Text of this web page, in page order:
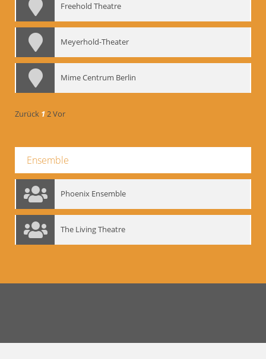
Freehold Theatre
Meyerhold-Theater
Mime Centrum Berlin
Zurück 12Vor
Ensemble
Phoenix Ensemble
The Living Theatre